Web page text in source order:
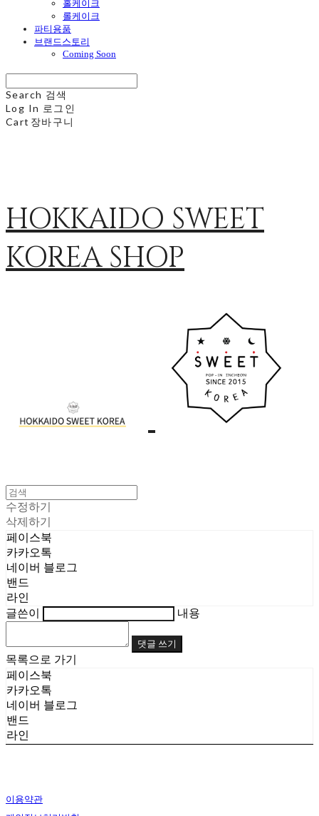
홀케이크
롤케이크
파티용품
브랜드스토리
Coming Soon
Search 검색
Log In 로그인
Cart 장바구니
HOKKAIDO SWEET
KOREA SHOP
수정하기
삭제하기
페이스북
카카오톡
네이버 블로그
밴드
라인
글쓴이
내용
댓글 쓰기
목록으로 가기
페이스북
카카오톡
네이버 블로그
밴드
라인
이용약관